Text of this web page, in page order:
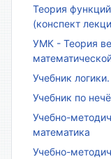
Теория
(конспект
УМК - Теория
Учебник
Учебник по
Учебно-
математика
Учебно-